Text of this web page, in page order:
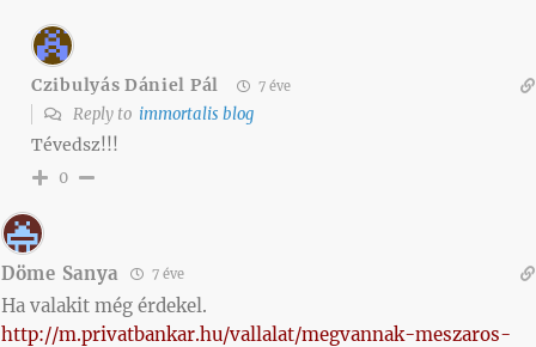
Czibulyás Dániel Pál 7 éve
Reply to immortalis blog
Tévedsz!!!
0
Döme Sanya 7 éve
Ha valakit még érdekel.
http://m.privatbankar.hu/vallalat/megvannak-meszaros-